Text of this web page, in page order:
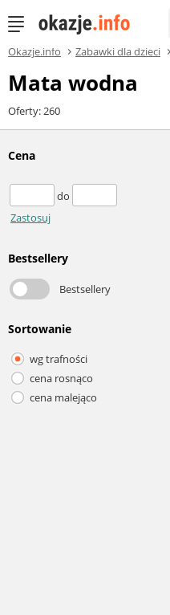
Okazje.info Zabawki dla dzieci
Mata wodna
Oferty: 260
Cena
do
Zastosuj
Bestsellery
Bestsellery
Sortowanie
wg trafności
cena rosnąco
cena malejąco